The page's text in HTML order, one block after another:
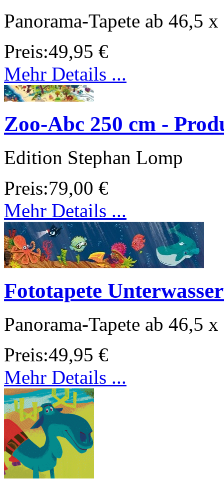
Panorama-Tapete ab 46,5
Preis:49,95 €
Mehr Details ...
Zoo-Abc 250 cm -
Edition Stephan Lomp
Preis:79,00 €
Mehr Details ...
Fototapete
Panorama-Tapete ab 46,5
Preis:49,95 €
Mehr Details ...